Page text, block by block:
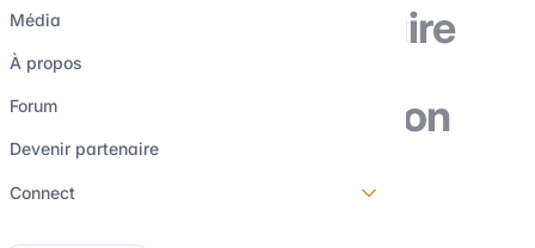
Média
À propos
Forum
Devenir partenaire
Connect
Comment construire
un modèle
d'accretion / dilution
?